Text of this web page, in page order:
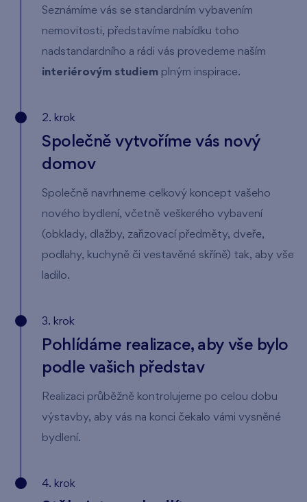
Seznámíme vás se standardním vybavením
nemovitosti, představíme nabídku toho
nadstandardního a rádi vás provedeme naším
interiérovým studiem plným inspirace.
2. krok
Společně vytvoříme vás nový
domov
Společně navrhneme celkový koncept vašeho
nového bydlení, včetně veškerého vybavení
(obklady, dlažby, zařizovací předměty, dveře,
podlahy, kuchyně či vestavěné skříně) tak, aby vše
ladilo.
3. krok
Pohlídáme realizace, aby vše bylo
podle vašich představ
Realizaci průběžně kontrolujeme po celou dobu
výstavby, aby vás na konci čekalo vámi vysněné
bydlení.
4. krok